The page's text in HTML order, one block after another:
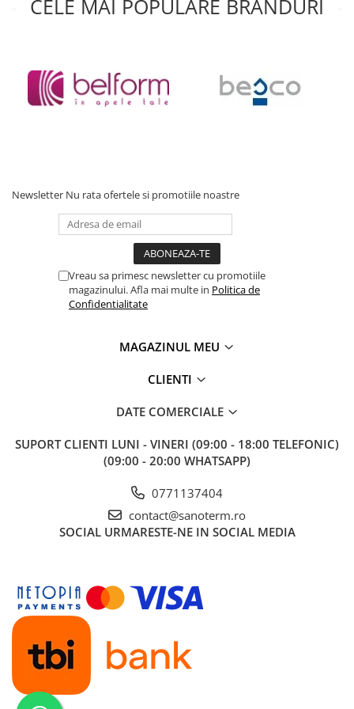
Accesorii baie
Accesorii toaleta
Cuiere si suporturi prosoape
Sifoane si ventile lavoar
Sifoane si ventile cada
Sifoane si ventile cadita dus
Sifoane pardoseala si terasa
Bucatarie
Baterii Bucatarie
Seturi chiuvete si baterii
Incalzire in pardoseala
Grup amestec
Automatizari
Pompe recirculare
Pompa ridicare presiune
Cutii distribuitoare
CELE MAI POPULARE BRANDURI
Newsletter Nu rata ofertele si promotiile noastre
Vreau sa primesc newsletter cu promotiile
magazinului. Afla mai multe in Politica de
Confidentialitate
MAGAZINUL MEU
CLIENTI
DATE COMERCIALE
SUPORT CLIENTI LUNI - VINERI (09:00 - 18:00 TELEFONIC)
(09:00 - 20:00 WHATSAPP)
0771137404
contact@sanoterm.ro
SOCIAL URMARESTE-NE IN SOCIAL MEDIA